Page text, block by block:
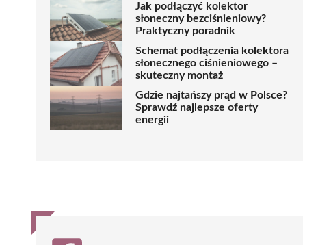
Jak podłączyć kolektor
słoneczny bezciśnieniowy?
Praktyczny poradnik
Schemat podłączenia kolektora
słonecznego ciśnieniowego –
skuteczny montaż
Gdzie najtańszy prąd w Polsce?
Sprawdź najlepsze oferty
energii